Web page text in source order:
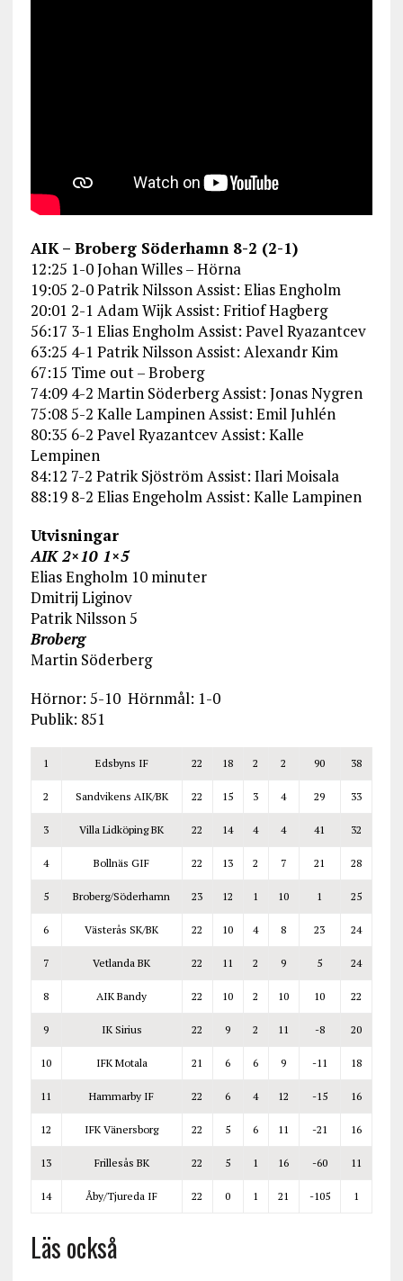
AIK – Broberg Söderhamn 8-2 (2-1)
12:25 1-0 Johan Willes – Hörna
19:05 2-0 Patrik Nilsson Assist: Elias Engholm
20:01 2-1 Adam Wijk Assist: Fritiof Hagberg
56:17 3-1 Elias Engholm Assist: Pavel Ryazantcev
63:25 4-1 Patrik Nilsson Assist: Alexandr Kim
67:15 Time out – Broberg
74:09 4-2 Martin Söderberg Assist: Jonas Nygren
75:08 5-2 Kalle Lampinen Assist: Emil Juhlén
80:35 6-2 Pavel Ryazantcev Assist: Kalle
Lempinen
84:12 7-2 Patrik Sjöström Assist: Ilari Moisala
88:19 8-2 Elias Engeholm Assist: Kalle Lampinen
Utvisningar
AIK 2×10 1×5
Elias Engholm 10 minuter
Dmitrij Liginov
Patrik Nilsson 5
Broberg
Martin Söderberg
Hörnor: 5-10 Hörnmål: 1-0
Publik: 851
1 Edsbyns IF 22 18 2 2 90 38
2 Sandvikens AIK/BK 22 15 3 4 29 33
3 Villa Lidköping BK 22 14 4 4 41 32
4 Bollnäs GIF 22 13 2 7 21 28
5 Broberg/Söderhamn 23 12 1 10 1 25
6 Västerås SK/BK 22 10 4 8 23 24
7 Vetlanda BK 22 11 2 9 5 24
8 AIK Bandy 22 10 2 10 10 22
9 IK Sirius 22 9 2 11 -8 20
10 IFK Motala 21 6 6 9 -11 18
11 Hammarby IF 22 6 4 12 -15 16
12 IFK Vänersborg 22 5 6 11 -21 16
13 Frillesås BK 22 5 1 16 -60 11
14 Åby/Tjureda IF 22 0 1 21 -105 1
Läs också